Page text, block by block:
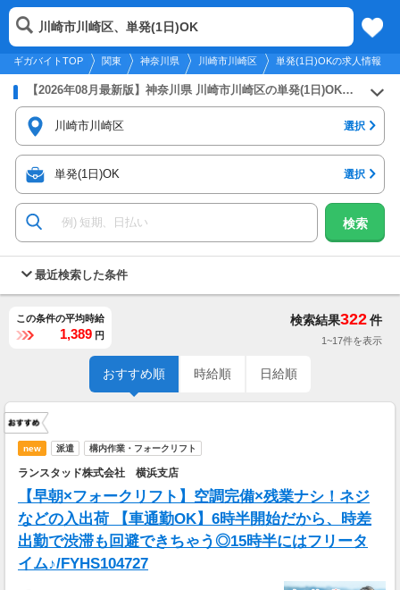
2026年8月9日更新
関東
メニュー
ギガバイトTOP 関東 神奈川県 川崎市川崎区 単発(1日)OKの求人情報
川崎市川崎区、単発(1日)OK
【2026年08月最新版】神奈川県 川崎市川崎区の単発(1日)OKのバイト・アルバイト・パートの求人募集情報
川崎市川崎区 選択
単発(1日)OK 選択
検索
最近検索した条件
この条件の平均時給
1,389 円
検索結果322件
1~17件を表示
おすすめ順 時給順 日給順
new 派遣 構内作業・フォークリフト
ランスタッド株式会社 横浜支店
【早朝×フォークリフト】空調完備×残業ナシ！ネジ
などの入出荷 【車通勤OK】6時半開始だから、時差
出勤で渋滞も回避できちゃう◎15時半にはフリータ
イム♪/FYHS104727